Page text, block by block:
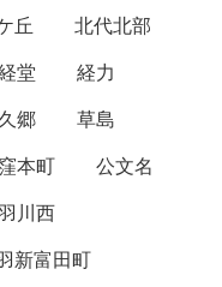
丘
北代北部
堂
経力
郷
草島
窪本町
公文名
川西
新富田町